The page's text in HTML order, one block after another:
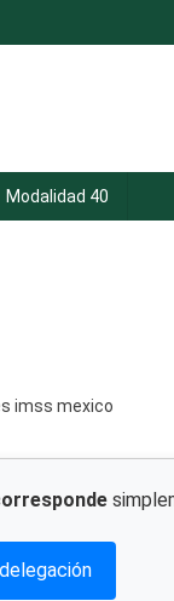
Modalidad 40